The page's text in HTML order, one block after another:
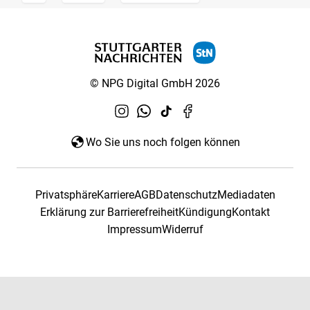
© NPG Digital GmbH 2026
Wo Sie uns noch folgen können
PrivatsphäreKarriereAGBDatenschutzMediadaten
Erklärung zur BarrierefreiheitKündigungKontakt
ImpressumWiderruf